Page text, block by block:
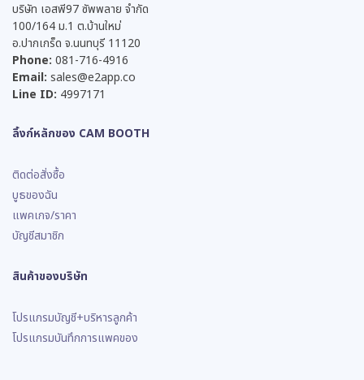
บริษัท เอสพี97 ซัพพลาย จำกัด
100/164 ม.1 ต.บ้านใหม่
อ.ปากเกร็ด จ.นนทบุรี 11120
Phone: 081-716-4916
Email: sales@e2app.co
Line ID: 4997171
ลิ้งก์หลักของ CAM BOOTH
ติดต่อสั่งซื้อ
บูธของฉัน
แพคเกจ/ราคา
บัญชีสมาชิก
สินค้าของบริษัท
โปรแกรมบัญชี+บริหารลูกค้า
โปรแกรมบันทึกการแพคของ